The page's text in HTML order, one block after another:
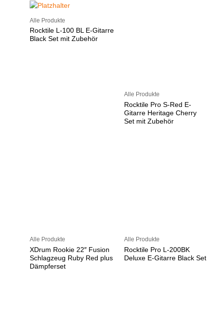
Alle Produkte
Rocktile L-100 BL E-Gitarre
Black Set mit Zubehör
Alle Produkte
Rocktile Pro S-Red E-
Gitarre Heritage Cherry
Set mit Zubehör
Alle Produkte
XDrum Rookie 22″ Fusion
Schlagzeug Ruby Red plus
Dämpferset
Alle Produkte
Rocktile Pro L-200BK
Deluxe E-Gitarre Black Set